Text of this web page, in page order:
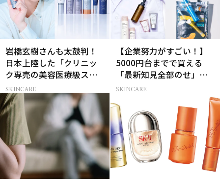
岩橋玄樹さんも太鼓判！
日本上陸した「クリニッ
ク専売の美容医療級スキ
ンケア」
SKINCARE
【企業努力がすごい！】
5000円台までで買える
「最新知見全部のせ」ス
キンケア名品34選
SKINCARE